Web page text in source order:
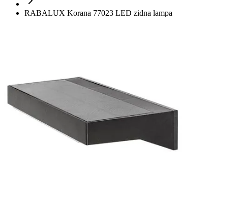
RABALUX Korana 77023 LED zidna lampa